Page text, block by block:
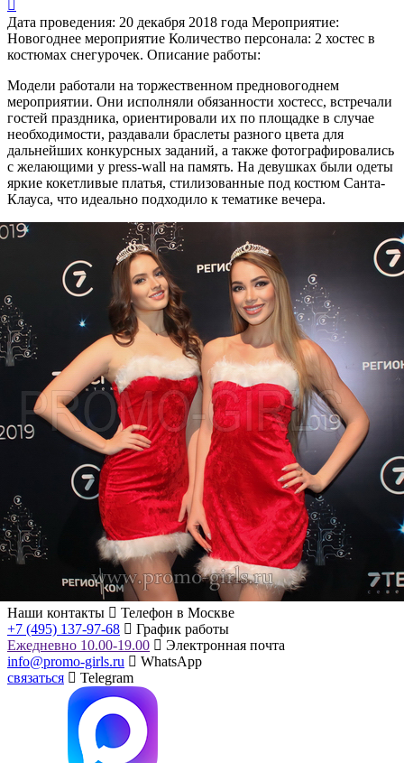
Дата проведения: 20 декабря 2018 года Мероприятие:
Новогоднее мероприятие Количество персонала: 2 хостес в
костюмах снегурочек. Описание работы:
Модели работали на торжественном предновогоднем
мероприятии. Они исполняли обязанности хостесс, встречали
гостей праздника, ориентировали их по площадке в случае
необходимости, раздавали браслеты разного цвета для
дальнейших конкурсных заданий, а также фотографировались
с желающими у press-wall на память. На девушках были одеты
яркие кокетливые платья, стилизованные под костюм Санта-
Клауса, что идеально подходило к тематике вечера.
Наши контакты
Телефон в Москве
+7 (495) 137-97-68
График работы
Ежедневно 10.00-19.00
Электронная почта
info@promo-girls.ru
WhatsApp
связаться
Telegram